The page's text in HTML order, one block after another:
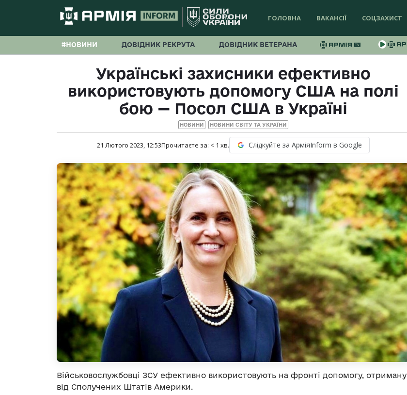
ГОЛОВНА ВАКАНСІЇ СОЦЗАХИСТ
#НОВИНИ ДОВІДНИК РЕКРУТА ДОВІДНИК ВЕТЕРАНА
Українські захисники ефективно
використовують допомогу США на полі
бою — Посол США в Україні
НОВИНИ НОВИНИ СВІТУ ТА УКРАЇНИ
21 Лютого 2023, 12:53Прочитаєте за: < 1 хв. Слідкуйте за АрміяInform в Google
Військовослужбовці ЗСУ ефективно використовують на фронті допомогу, отриману
від Сполучених Штатів Америки.